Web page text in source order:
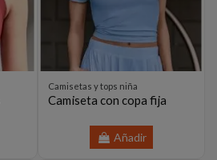
Camisetas y tops niña
Camiseta con copa fija
Añadir